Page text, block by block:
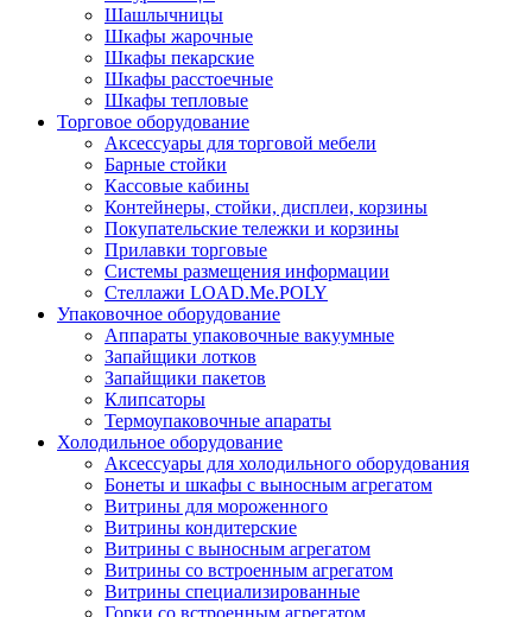
Шашлычницы
Шкафы жарочные
Шкафы пекарские
Шкафы расстоечные
Шкафы тепловые
Торговое оборудование
Аксессуары для торговой мебели
Барные стойки
Кассовые кабины
Контейнеры, стойки, дисплеи, корзины
Покупательские тележки и корзины
Прилавки торговые
Системы размещения информации
Стеллажи LOAD.Me.POLY
Упаковочное оборудование
Аппараты упаковочные вакуумные
Запайщики лотков
Запайщики пакетов
Клипсаторы
Термоупаковочные апараты
Холодильное оборудование
Аксессуары для холодильного оборудования
Бонеты и шкафы с выносным агрегатом
Витрины для мороженного
Витрины кондитерские
Витрины с выносным агрегатом
Витрины со встроенным агрегатом
Витрины специализированные
Горки со встроенным агрегатом